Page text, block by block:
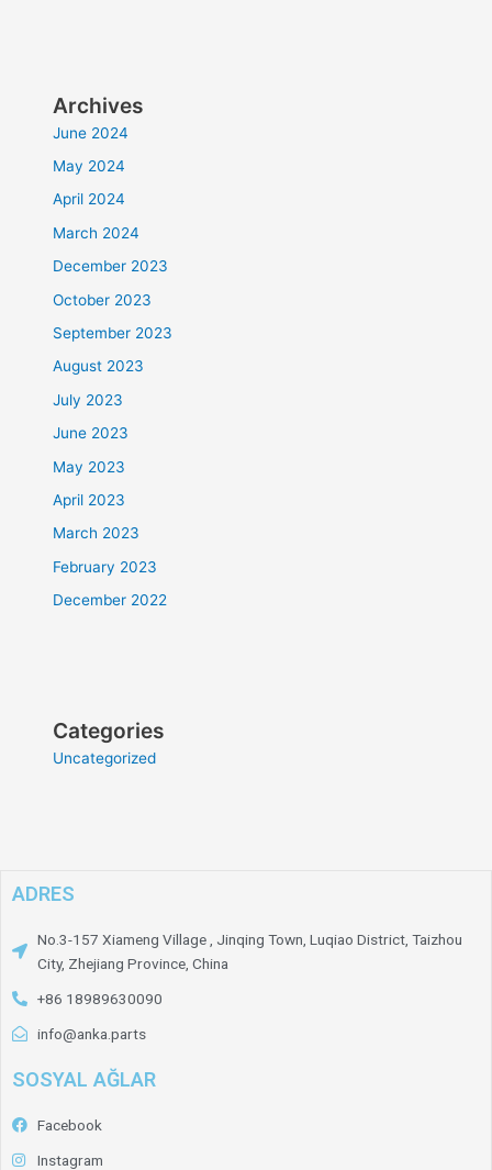
Archives
June 2024
May 2024
April 2024
March 2024
December 2023
October 2023
September 2023
August 2023
July 2023
June 2023
May 2023
April 2023
March 2023
February 2023
December 2022
Categories
Uncategorized
ADRES
No.3-157 Xiameng Village , Jinqing Town, Luqiao District, Taizhou
City, Zhejiang Province, China
+86 18989630090
info@anka.parts
SOSYAL AĞLAR
Facebook
Instagram